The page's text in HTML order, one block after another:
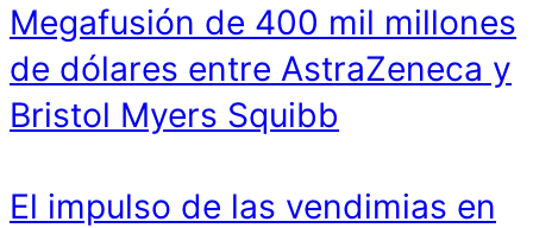
Megafusión de 400 mil millones
de dólares entre AstraZeneca y
Bristol Myers Squibb
El impulso de las vendimias en